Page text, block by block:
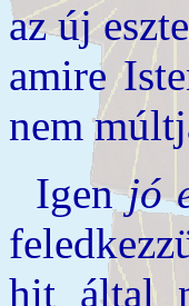
az új
amire
nem
Igenjó
hit által